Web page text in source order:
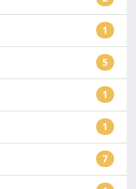
1
5
1
1
7